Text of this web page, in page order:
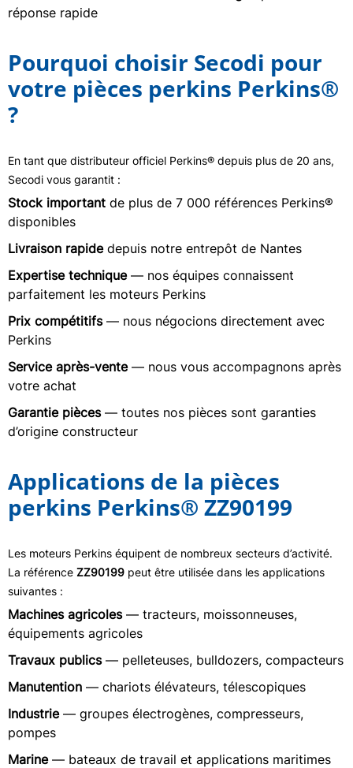
réponse rapide
Pourquoi choisir Secodi pour
votre pièces perkins Perkins®
?
En tant que distributeur officiel Perkins® depuis plus de 20 ans,
Secodi vous garantit :
Stock important de plus de 7 000 références Perkins®
disponibles
Livraison rapidedepuis notre entrepôt de Nantes
Expertise technique— nos équipes connaissent
parfaitement les moteurs Perkins
Prix compétitifs— nous négocions directement avec
Perkins
Service après-vente— nous vous accompagnons après
votre achat
Garantie pièces— toutes nos pièces sont garanties
d’origine constructeur
Applications de la pièces
perkins Perkins® ZZ90199
Les moteurs Perkins équipent de nombreux secteurs d’activité.
La référence ZZ90199 peut être utilisée dans les applications
suivantes :
Machines agricoles— tracteurs, moissonneuses,
équipements agricoles
Travaux publics— pelleteuses, bulldozers, compacteurs
Manutention — chariots élévateurs, télescopiques
Industrie— groupes électrogènes, compresseurs,
pompes
Marine— bateaux de travail et applications maritimes